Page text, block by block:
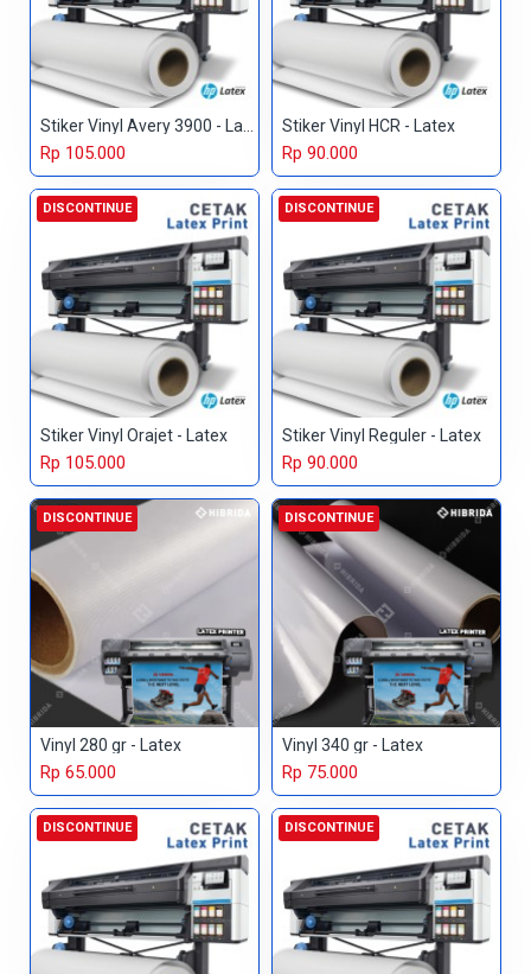
Rp 105.000
Stiker Vinyl HCR - Latex
Rp 90.000
DISCONTINUE
Stiker Vinyl Orajet - Latex
Rp 105.000
DISCONTINUE
Stiker Vinyl Reguler - Latex
Rp 90.000
DISCONTINUE
Vinyl 280 gr - Latex
Rp 65.000
DISCONTINUE
Vinyl 340 gr - Latex
Rp 75.000
DISCONTINUE DISCONTINUE